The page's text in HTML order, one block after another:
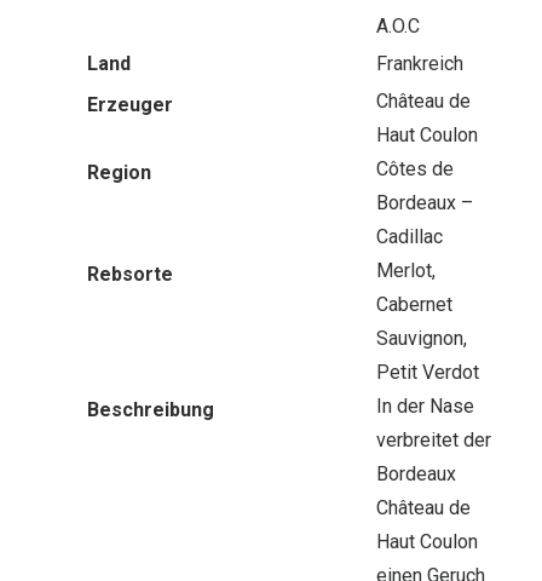
A.O.C
Land
Frankreich
Erzeuger
Château de
Haut Coulon
Region
Côtes de
Bordeaux –
Cadillac
Rebsorte
Merlot,
Cabernet
Sauvignon,
Petit Verdot
Beschreibung
In der Nase
verbreitet der
Bordeaux
Château de
Haut Coulon
einen Geruch